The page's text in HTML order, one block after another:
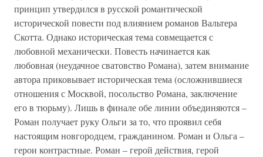
принцип утвердился в русской романтической
исторической повести под влиянием романов Вальтера
Скотта. Однако историческая тема совмещается с
любовной механически. Повесть начинается как
любовная (неудачное сватовство Романа), затем внимание
автора приковывает историческая тема (осложнившиеся
отношения с Москвой, посольство Романа, заключение
его в тюрьму). Лишь в финале обе линии объединяются –
Роман получает руку Ольги за то, что проявил себя
настоящим новгородцем, гражданином. Роман и Ольга –
герои контрастные. Роман – герой действия, герой